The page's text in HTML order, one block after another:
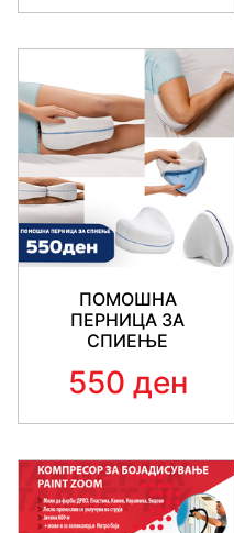
ПОМОШНА
ПЕРНИЦА ЗА
СПИЕЊЕ
550 ден